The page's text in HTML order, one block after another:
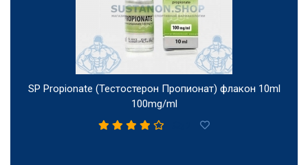
SP Propionate (Тестостерон Пропионат) флакон 10ml
100mg/ml